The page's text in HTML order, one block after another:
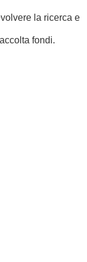
la ricerca e
fondi.